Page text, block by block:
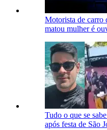
Motorista de carro
matou mulher é
Tudo o que se
após festa de São